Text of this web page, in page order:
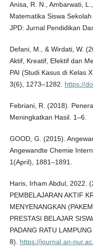
Anisa, R. N., Ambarwati,
Matematika Siswa
JPD: Jurnal Pendidikan
Defani, M., & Wirdati, W.
Aktif, Kreatif, Efektif dan
PAI (Studi Kasus di Kelas
3(6), 1273–1282. https://
Febriani, R. (2018).
Meningkatkan Hasil. 1–6.
GOOD, G. (2015).
Angewandte Chemie
1(April), 1881–1891.
Haris, Irham Abdul, 2022.
PEMBELAJARAN AKTIF
MENYENANGKAN
PRESTASI BELAJAR
PADANG RATU
8). https://journal.an-